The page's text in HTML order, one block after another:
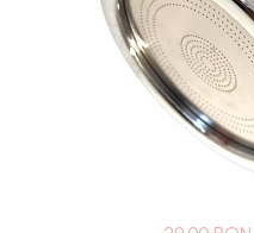
Set dus complet echipat
Suport prindere para dus
Baterii cada-Coloana dus